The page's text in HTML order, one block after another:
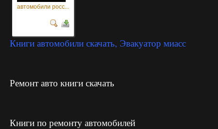
автомобили росс...
Книги автомобили скачать, Эвакуатор миасс
Ремонт авто книги скачать
Книги по ремонту автомобилей